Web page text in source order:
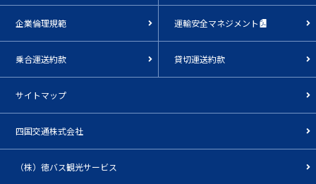
企業倫理規範 運輸安全マネジメント
乗合運送約款 貸切運送約款
サイトマップ
四国交通株式会社
（株）徳バス観光サービス